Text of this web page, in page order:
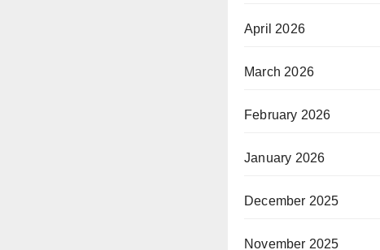
April 2026
March 2026
February 2026
January 2026
December 2025
November 2025